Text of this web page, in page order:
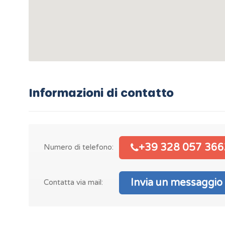
Informazioni di contatto
Numero di telefono: +39 328 057
Contatta via mail: Invia un messaggio